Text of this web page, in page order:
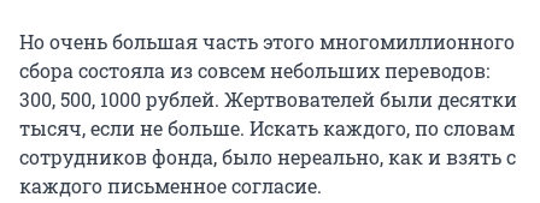
Но очень большая часть этого многомиллионного
сбора состояла из совсем небольших переводов:
300, 500, 1000 рублей. Жертвователей были десятки
тысяч, если не больше. Искать каждого, по словам
сотрудников фонда, было нереально, как и взять с
каждого письменное согласие.